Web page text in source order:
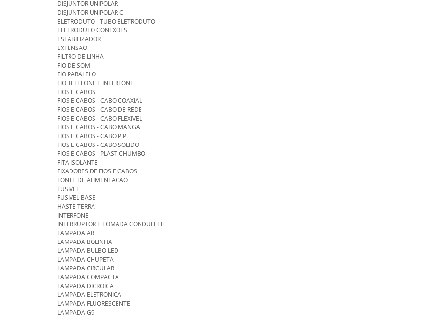
DISJUNTOR UNIPOLAR
DISJUNTOR UNIPOLAR C
ELETRODUTO - TUBO ELETRODUTO
ELETRODUTO CONEXOES
ESTABILIZADOR
EXTENSAO
FILTRO DE LINHA
FIO DE SOM
FIO PARALELO
FIO TELEFONE E INTERFONE
FIOS E CABOS
FIOS E CABOS - CABO COAXIAL
FIOS E CABOS - CABO DE REDE
FIOS E CABOS - CABO FLEXIVEL
FIOS E CABOS - CABO MANGA
FIOS E CABOS - CABO P.P.
FIOS E CABOS - CABO SOLIDO
FIOS E CABOS - PLAST CHUMBO
FITA ISOLANTE
FIXADORES DE FIOS E CABOS
FONTE DE ALIMENTACAO
FUSIVEL
FUSIVEL BASE
HASTE TERRA
INTERFONE
INTERRUPTOR E TOMADA CONDULETE
LAMPADA AR
LAMPADA BOLINHA
LAMPADA BULBO LED
LAMPADA CHUPETA
LAMPADA CIRCULAR
LAMPADA COMPACTA
LAMPADA DICROICA
LAMPADA ELETRONICA
LAMPADA FLUORESCENTE
LAMPADA G9